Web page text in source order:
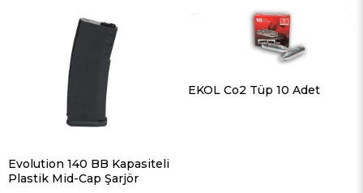
Evolution 140 BB Kapasiteli
Plastik Mid-Cap Şarjör
EKOL Co2 Tüp 10 Adet